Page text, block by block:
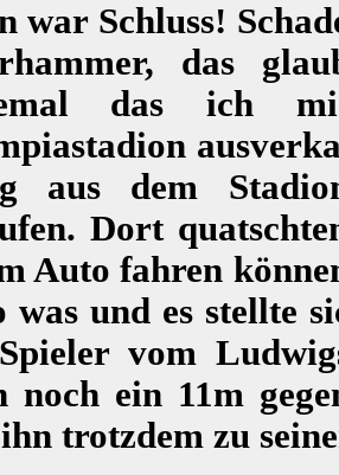
war Schluss!
das
das ich
aus dem
Dort
Auto fahren
was und es stellte
vom
noch ein 11m
trotzdem zu